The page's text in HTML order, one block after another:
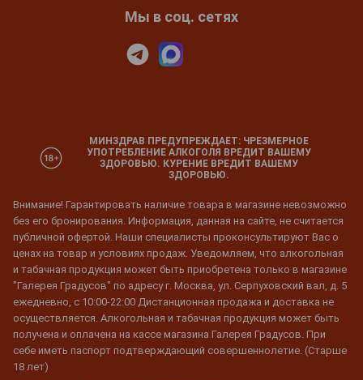
Мы в соц. сетях
МИНЗДРАВ ПРЕДУПРЕЖДАЕТ: ЧРЕЗМЕРНОЕ
УПОТРЕБЛЕНИЕ АЛКОГОЛЯ ВРЕДИТ ВАШЕМУ
ЗДОРОВЬЮ. КУРЕНИЕ ВРЕДИТ ВАШЕМУ
ЗДОРОВЬЮ.
Внимание! Гарантировать наличие товара в магазине невозможно
без его бронирования. Информация, данная на сайте, не считается
публичной офертой. Наши специалисты проконсультируют Вас о
ценах на товар и условиях продаж. Уведомляем, что алкогольная
и табачная продукция может быть приобретена только в магазине
"Галерея Градусов" по адресу г. Москва, ул. Серпуховский вал, д. 5
ежедневно, с 10:00-22:00 Дистанционная продажа и доставка не
осуществляется. Алкогольная и табачная продукция может быть
получена и оплачена на кассе магазина Галерея Градусов. При
себе иметь паспорт подтверждающий совершеннолетие. (Старше
18 лет)